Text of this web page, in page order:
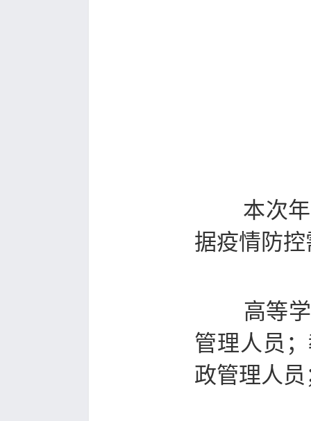
本次
据疫情防
高等
管理人员
政管理人